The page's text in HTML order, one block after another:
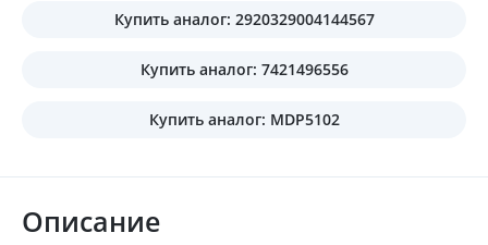
Купить аналог: 2920329004144567
Купить аналог: 7421496556
Купить аналог: MDP5102
Описание